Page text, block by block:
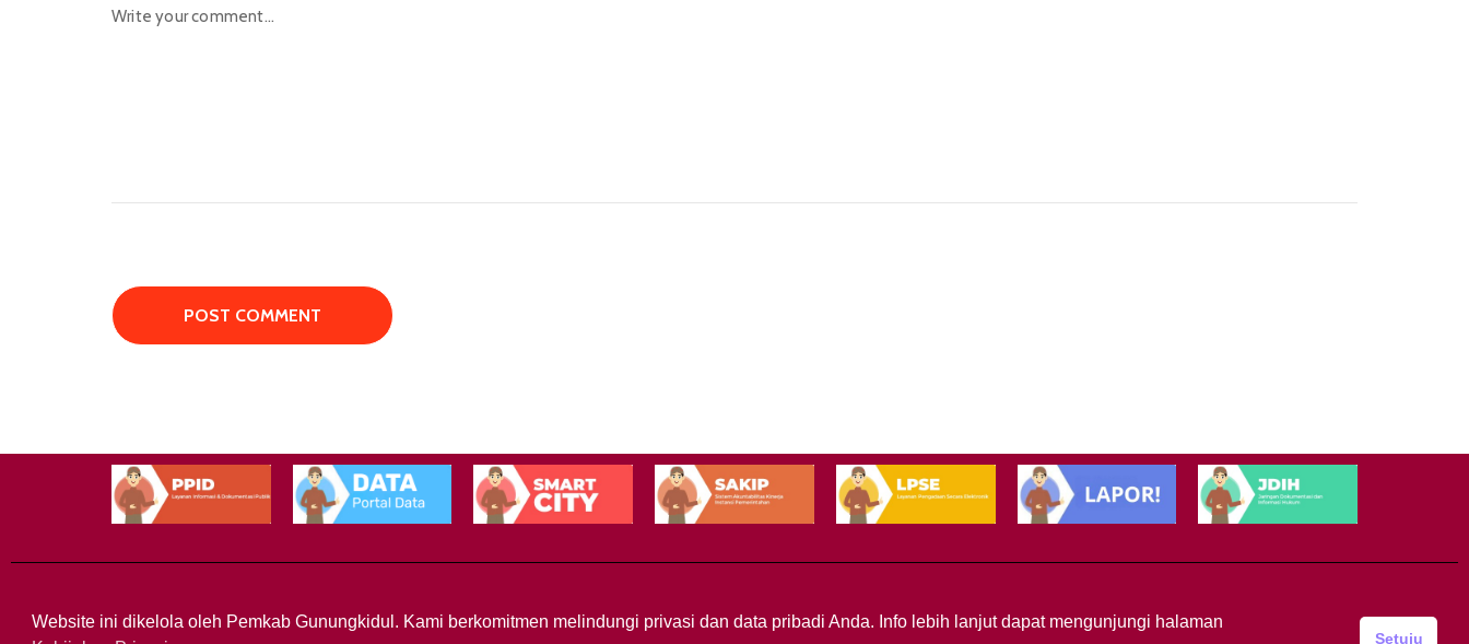
Website ini dikelola oleh Pemkab Gunungkidul. Kami berkomitmen melindungi privasi dan data pribadi Anda. Info lebih lanjut dapat mengunjungi halaman
Setuju